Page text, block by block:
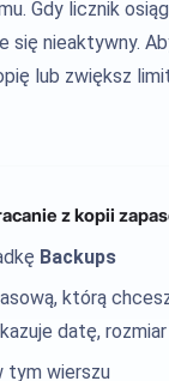
Gdy licznik
się nieaktywny.
lub zwiększ
z kopii
Backups
którą
datę,
tym wierszu